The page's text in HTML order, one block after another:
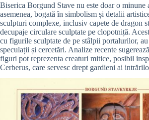
Biserica Borgund Stave nu este doar o minune
asemenea, bogată în simbolism și detalii
sculpturi complexe, inclusiv capete de dragon
decupaje circulare sculptate pe clopotniță.
cu figurile sculptate de pe stâlpii portalurilor,
speculații și cercetări. Analize recente
figuri pot reprezenta creaturi mitice, posibil
Cerberus, care servesc drept gardieni ai